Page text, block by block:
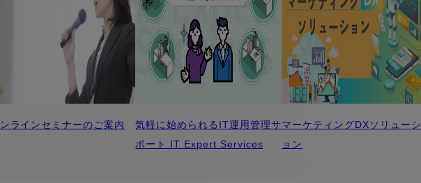
ラインセミナーのご案内
気軽に始められるIT運用管理サ
ポート IT Expert Services
マーケティングDXソリューシ
ョン